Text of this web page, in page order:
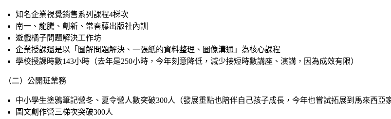
知名企業視覺銷售系列課程4梯次
南一、龍騰、創新、常春藤出版社內訓
遊戲橘子問題解決工作坊
企業授課還是以「圖解問題解決、一張紙的資料整理、圖像溝通」為核心課程
學校授課時數143小時（去年是250小時，今年刻意降低，減少接短時數講座、演講，因為成效有限）
（二）公開班業務
中小學生塗鴉筆記營冬、夏令營人數突破300人（發展重點也陪伴自己孩子成長，今年也嘗試拓展到馬來西亞
圖文創作營三梯次突破300人